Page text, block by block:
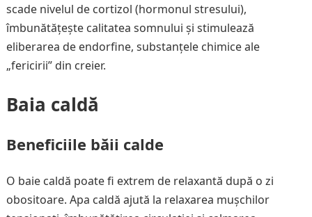
scade nivelul de cortizol (hormonul stresului),
îmbunătățește calitatea somnului și stimulează
eliberarea de endorfine, substanțele chimice ale
„fericirii” din creier.
Baia caldă
Beneficiile băii calde
O baie caldă poate fi extrem de relaxantă după o zi
obositoare. Apa caldă ajută la relaxarea mușchilor